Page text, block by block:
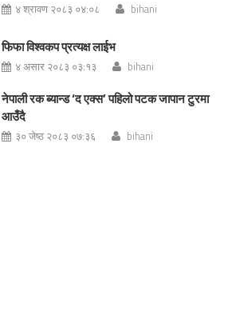
४ श्रावण २०८३ ०४:०८ bihani
फिफा विश्वकप प्रत्यक्ष लाईभ
४ असार २०८३ ०३:१३ bihani
नेपाली रक ब्यान्ड ‘द एक्स’ पहिलो पटक जापान टुरमा
आउँदै
३० जेष्ठ २०८३ ०७:३६ bihani